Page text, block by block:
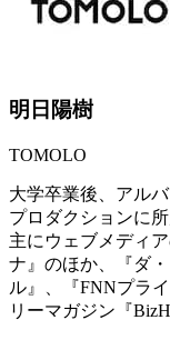
明日陽樹
TOMOLO
大学卒業後、アル
プロダクションに
主にウェブメディ
ナ』のほか、『ダ
ル』、『FNNプラ
リーマガジン『